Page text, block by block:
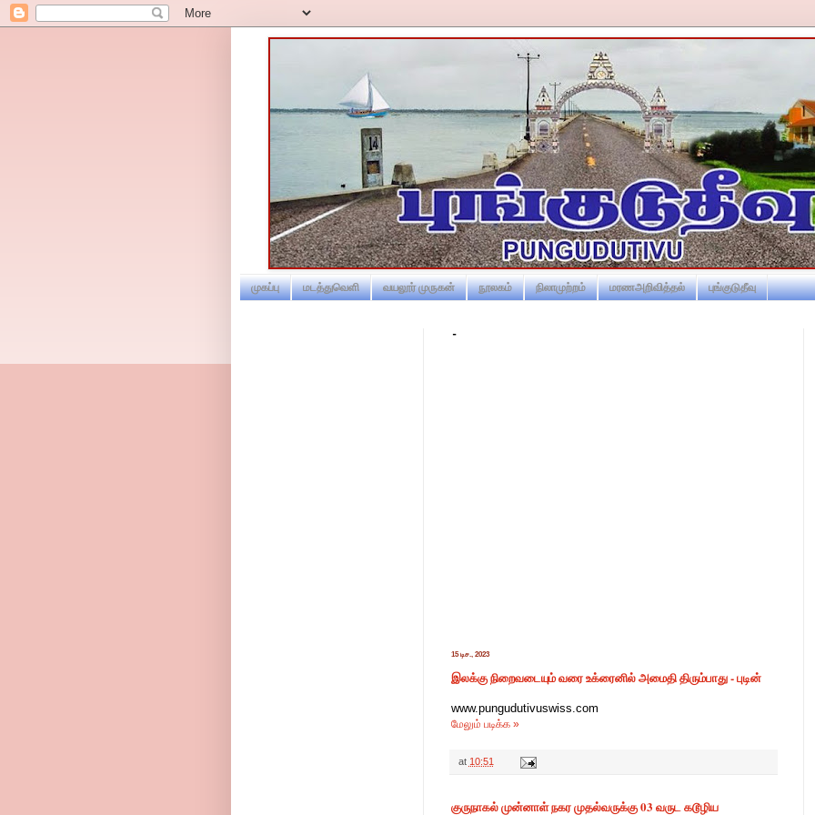
முகப்பு மடத்துவெளி வயலூர் முருகன் நூலகம் நிலாமுற்றம் மரணஅறிவித்தல் புங்குடுதீவு
-
15 டிச., 2023
இலக்கு நிறைவடையும் வரை உக்ரைனில் அமைதி திரும்பாது - புடின்
www.pungudutivuswiss.com
மேலும் படிக்க »
at 10:51
குருநாகல் முன்னாள் நகர முதல்வருக்கு 03 வருட கடூழிய